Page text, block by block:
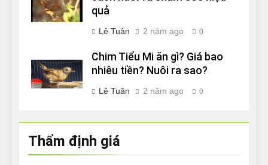
quả
Lê Tuân 2 năm ago 0
Chim Tiểu Mi ăn gì? Giá bao
nhiêu tiền? Nuôi ra sao?
Lê Tuân 2 năm ago 0
Thẩm định giá